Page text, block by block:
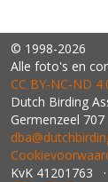
© 1998-2026
Alle foto's en
CC BY‑NC‑ND
Dutch Birding
Germenzeel
KvK 41201763